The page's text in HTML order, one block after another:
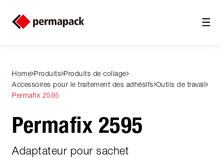
Home Produits Produits de collage
Accessoires pour le traitement des adhésifs Outils de travail
Permafix 2595
Permafix 2595
Adaptateur pour sachet